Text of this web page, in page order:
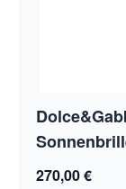
270,00 €